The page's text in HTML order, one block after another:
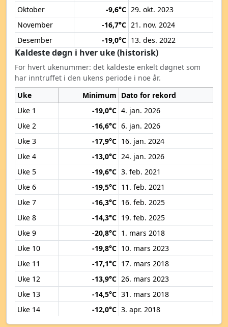
Oktober
-9,6°C 29. okt. 2023
November
-16,7°C 21. nov. 2024
Desember
-19,0°C 13. des. 2022
Kaldeste døgn i hver uke (historisk)
For hvert ukenummer: det kaldeste enkelt døgnet som
har inntruffet i den ukens periode i noe år.
Uke
Minimum Dato for rekord
Uke 1
-19,0°C 4. jan. 2026
Uke 2
-16,6°C 6. jan. 2026
Uke 3
-17,9°C 16. jan. 2024
Uke 4
-13,0°C 24. jan. 2026
Uke 5
-19,6°C 3. feb. 2021
Uke 6
-19,5°C 11. feb. 2021
Uke 7
-16,3°C 16. feb. 2025
Uke 8
-14,3°C 19. feb. 2025
Uke 9
-20,8°C 1. mars 2018
Uke 10
-19,8°C 10. mars 2023
Uke 11
-17,1°C 17. mars 2018
Uke 12
-13,9°C 26. mars 2023
Uke 13
-14,5°C 31. mars 2018
Uke 14
-12,0°C 3. apr. 2018
Uke 15
-8,2°C 10. apr. 2019